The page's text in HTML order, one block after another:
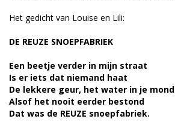
Het gedicht van Louise en Lili:
DE REUZE SNOEPFABRIEK
Een beetje verder in mijn straat
Is er iets dat niemand haat
De lekkere geur, het water in je mond
Alsof het nooit eerder bestond
Dat was de REUZE snoepfabriek.